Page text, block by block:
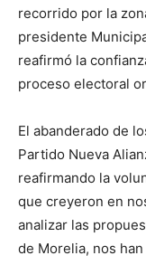
recorrido por la
presidente
reafirmó la
proceso electoral
El abanderado de
Partido Nueva
reafirmando la
que creyeron en
analizar las
de Morelia, nos